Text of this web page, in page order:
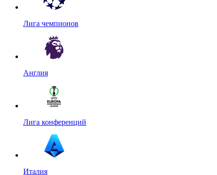
Лига чемпионов
Англия
Лига конференций
Италия